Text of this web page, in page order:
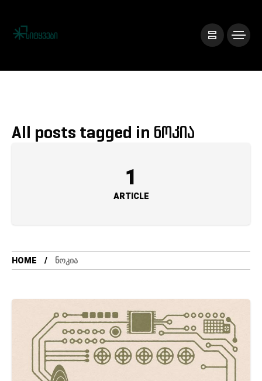
All posts tagged in ნოკია
1
ARTICLE
HOME ᲜᲝᲙᲘᲐ